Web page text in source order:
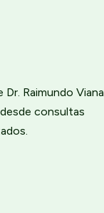
Raimundo Viana
consultas